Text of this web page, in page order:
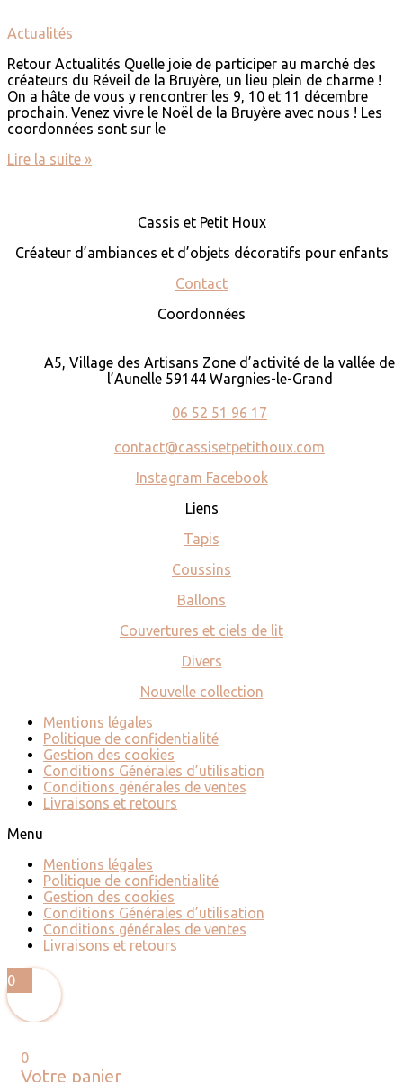
Actualités
Retour Actualités Quelle joie de participer au marché des
créateurs du Réveil de la Bruyère, un lieu plein de charme !
On a hâte de vous y rencontrer les 9, 10 et 11 décembre
prochain. Venez vivre le Noël de la Bruyère avec nous ! Les
coordonnées sont sur le
Lire la suite »
Cassis et Petit Houx
Créateur d’ambiances et d’objets décoratifs pour enfants
Contact
Coordonnées
A5, Village des Artisans Zone d’activité de la vallée de
l’Aunelle 59144 Wargnies-le-Grand
06 52 51 96 17
contact@cassisetpetithoux.com
Instagram Facebook
Liens
Tapis
Coussins
Ballons
Couvertures et ciels de lit
Divers
Nouvelle collection
Mentions légales
Politique de confidentialité
Gestion des cookies
Conditions Générales d’utilisation
Conditions générales de ventes
Livraisons et retours
Menu
Mentions légales
Politique de confidentialité
Gestion des cookies
Conditions Générales d’utilisation
Conditions générales de ventes
Livraisons et retours
0
0
Votre panier